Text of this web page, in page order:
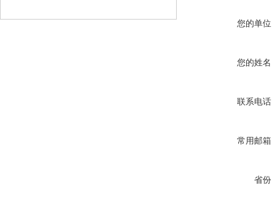
您的单位
您的姓名
联系电话
常用邮箱
省份